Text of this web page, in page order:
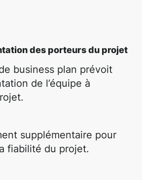
des porteurs du projet
business plan prévoit
de l’équipe à
supplémentaire pour
fiabilité du projet.